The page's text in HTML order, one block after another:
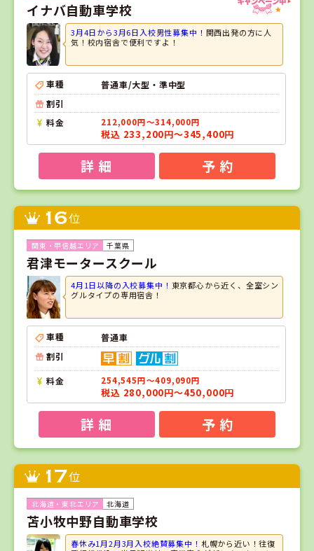
イナバ自動車学校
3月4日から3月6日入校男性募集中！ 関西出発の方に人
気！校内宿舎で便利ですよ！
車種
普通車/大型・準中型
割引
料金
212,000円～314,000円
税込 233,200円～345,400円
詳 細 予 約
16位
千葉県
君津モータースクール
4月1日以降の入校募集中！ 東京都心から近く、全室シン
グルタイプの専用宿舎！
車種
普通車
割引
料金 254,545円～409,090円
税込 280,000円～450,000円
詳 細 予 約
17位
北海道
苫小牧中野自動車学校
春休み1月2月3月入校絶賛募集中！ 札幌から近い！往復